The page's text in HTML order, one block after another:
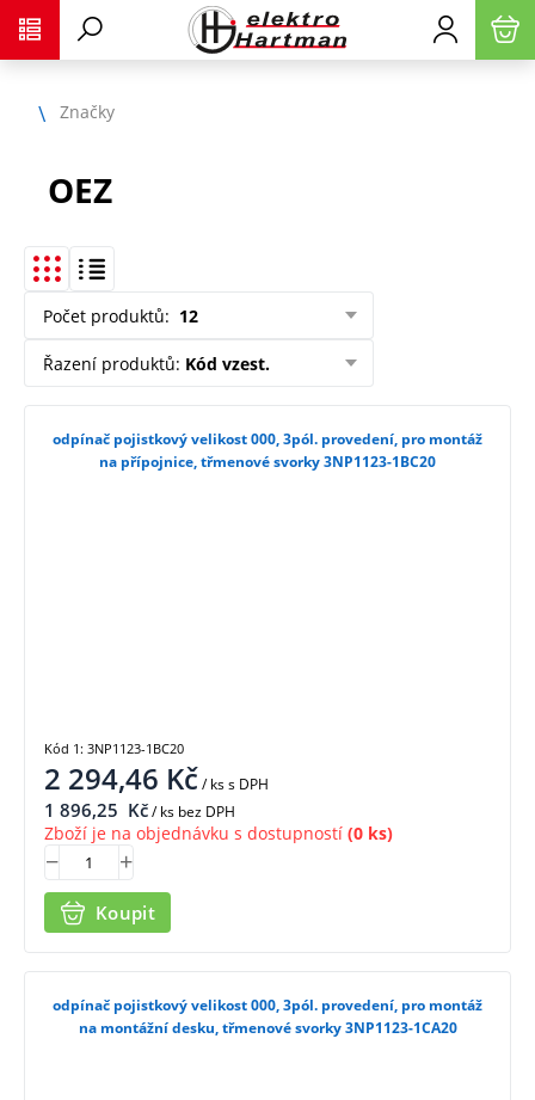
Značky
OEZ
Počet produktů: 12
Řazení produktů: Kód vzest.
odpínač pojistkový velikost 000, 3pól. provedení, pro montáž
na přípojnice, třmenové svorky 3NP1123-1BC20
2 294,46 Kč/ kss DPH
1 896,25 Kč/ ks bez DPH
Zboží je na objednávku s dostupností (0 ks)
Koupit
Kód 1: 3NP1123-1BC20
odpínač pojistkový velikost 000, 3pól. provedení, pro montáž
na montážní desku, třmenové svorky 3NP1123-1CA20